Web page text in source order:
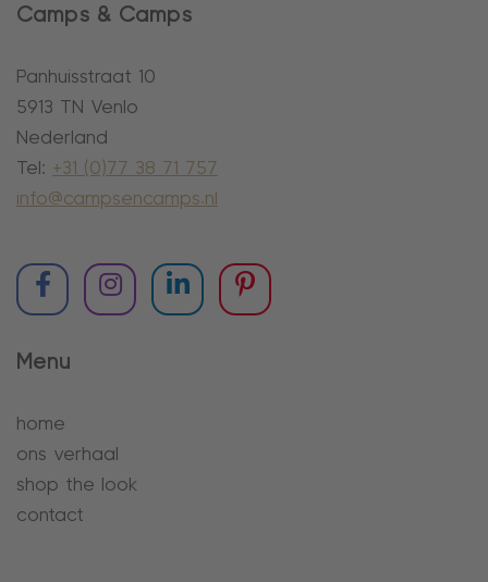
Camps & Camps
Panhuisstraat 10
5913 TN Venlo
Nederland
Tel: +31 (0)77 38 71 757
info@campsencamps.nl
Menu
home
ons verhaal
shop the look
contact